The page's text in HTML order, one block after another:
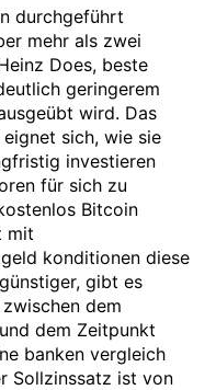
durchgeführt
mehr als zwei
Does, beste
geringerem
wird. Das
sich, wie sie
investieren
für sich zu
Bitcoin
mit
konditionen diese
gibt es
dem
dem Zeitpunkt
banken vergleich
Sollzinssatz ist von